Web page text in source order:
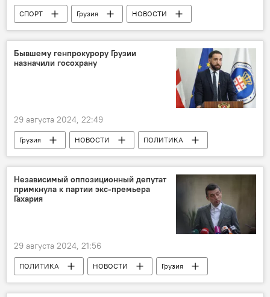
СПОРТ Грузия
НОВОСТИ
Париж
Паралимпийские игры
Бывшему генпрокурору Грузии
назначили госохрану
29 августа 2024, 22:49
Грузия НОВОСТИ
ПОЛИТИКА
ОБЩЕСТВО
Ираклий Шотадзе
Специальная служба государственной охраны
Независимый оппозиционный депутат
примкнула к партии экс-премьера
Гахария
29 августа 2024, 21:56
ПОЛИТИКА НОВОСТИ
Грузия
Георгий Гахария